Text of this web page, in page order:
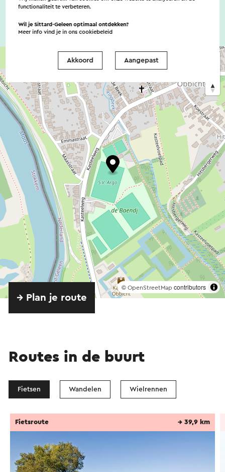
© OpenStreetMap contributors
→ Plan je route
Routes in de buurt
Fietsen Wandelen Wielrennen
Fietsroute → 39,9 km
functionaliteit te verbeteren.
Wil je Sittard-Geleen optimaal ontdekken?
Meer info vind je in onscookiebeleid
Akkoord Aangepast